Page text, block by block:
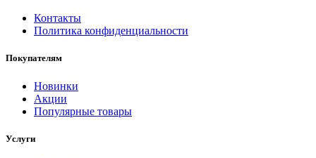
Контакты
Политика конфиденциальности
Покупателям
Новинки
Акции
Популярные товары
Услуги